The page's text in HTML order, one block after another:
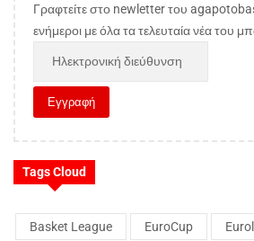
Γραφτείτε στο newletter του
ενήμεροι με όλα τα τελευταία νέα του
Tags Cloud
Basket League EuroCup